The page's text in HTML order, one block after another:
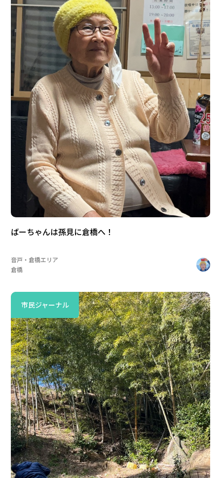
ばーちゃんは孫見に倉橋へ！
音戸・倉橋エリア
倉橋
市民ジャーナル